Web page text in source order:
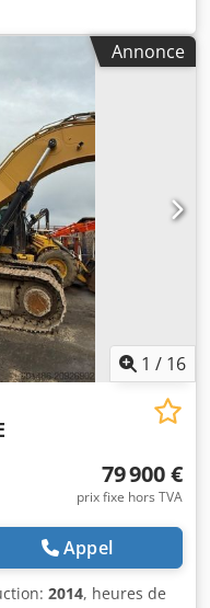
et est en
800 kg. Dkjdpfx Ajyyg
Annonce
1 / 16
79 900 €
prix fixe hors TVA
Appel
2014, heures de